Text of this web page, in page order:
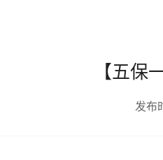
【五保
发布